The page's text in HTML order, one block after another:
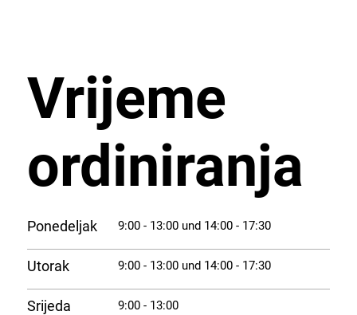
Vrijeme
ordiniranja
Ponedeljak 9:00 - 13:00 und 14:00 - 17:30
Utorak 9:00 - 13:00 und 14:00 - 17:30
Srijeda 9:00 - 13:00